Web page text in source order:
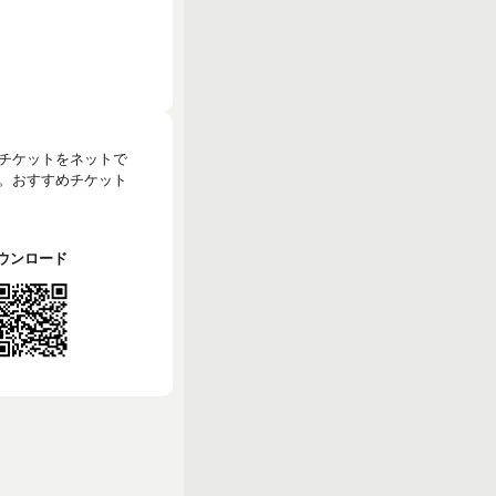
ケットをネットで
おすすめチケット
ンロード